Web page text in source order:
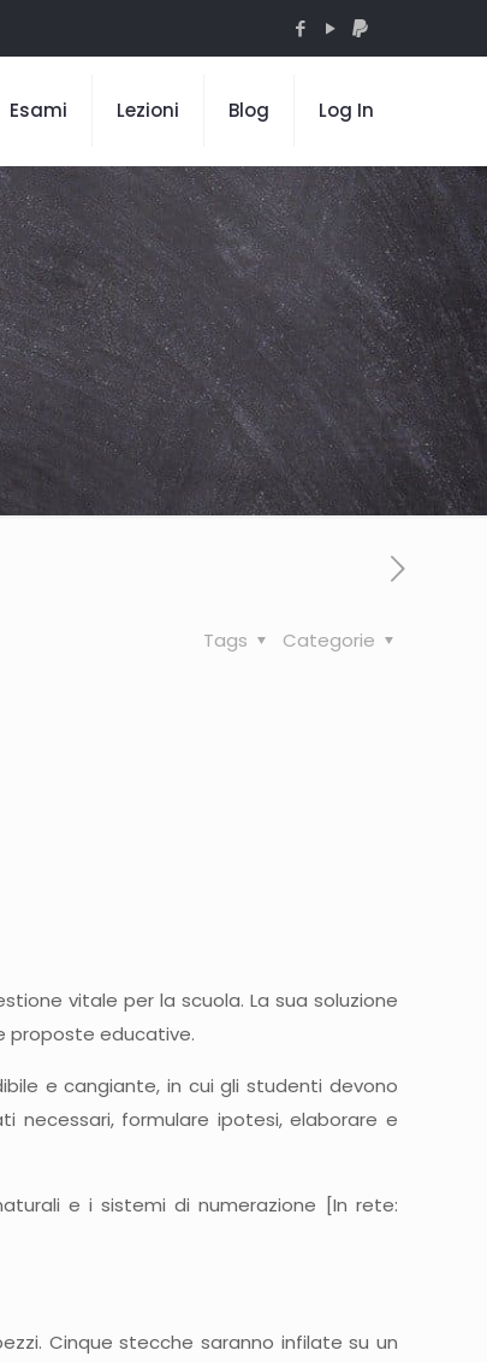
Esami Lezioni Blog Log In
Categorie
Tags
vitale per la scuola. La sua soluzione
proposte educative.
e cangiante, in cui gli studenti devono
necessari, formulare ipotesi, elaborare e
e i sistemi di numerazione [In rete:
Cinque stecche saranno infilate su un